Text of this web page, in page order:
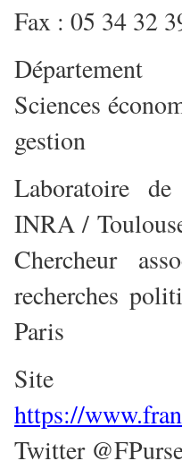
Fax : 05 34 32
Département
Sciences
gestion
Laboratoire
INRA /
Chercheur
recherches
Paris
Site
https://
Twitter